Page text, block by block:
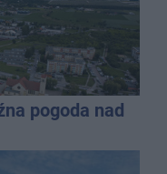
pogoda nad